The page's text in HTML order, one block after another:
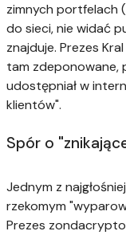
zimnych portfelach
do sieci, nie widać
znajduje. Prezes
tam zdeponowane,
udostępniał w
klientów".
Spór o
Jednym z
rzekomym
Prezes